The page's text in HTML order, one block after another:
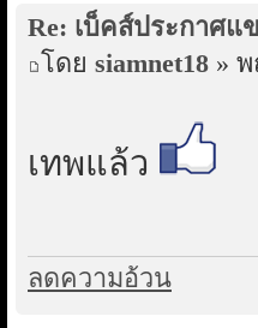
Re: เบ็คส์ประกาศ
โดย siamnet18 »
เทพแล้ว
ลดความอ้วน